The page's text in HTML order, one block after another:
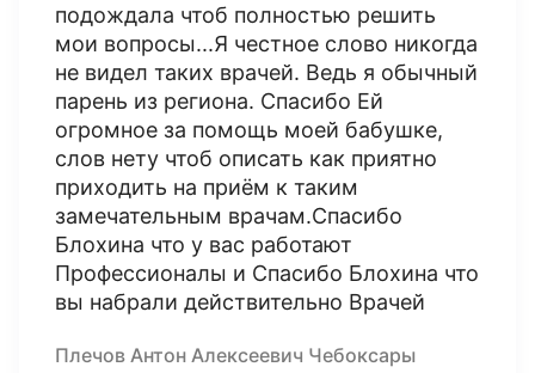
подождала чтоб полностью решить
мои вопросы...Я честное слово никогда
не видел таких врачей. Ведь я обычный
парень из региона. Спасибо Ей
огромное за помощь моей бабушке,
слов нету чтоб описать как приятно
приходить на приём к таким
замечательным врачам.Спасибо
Блохина что у вас работают
Профессионалы и Спасибо Блохина что
вы набрали действительно Врачей
Плечов Антон Алексеевич Чебоксары